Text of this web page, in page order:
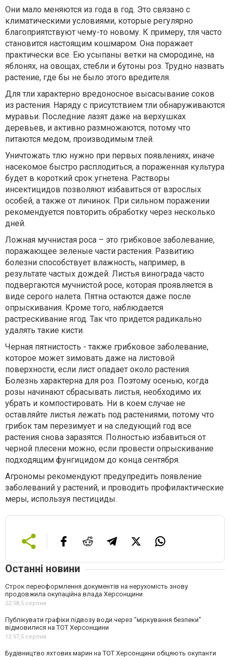
Они мало меняются из года в год. Это связано с
климатическими условиями, которые регулярно
благоприятствуют чему-то новому. К примеру, тля часто
становится настоящим кошмаром. Она поражает
практически все. Ею усыпаны ветки на смородине, на
яблонях, на овощах, стебли и бутоны роз. Трудно назвать
растение, где бы не было этого вредителя.
Для тли характерно вредоносное высасывание соков
из растения. Наряду с присутствием тли обнаруживаются
муравьи. Последние лазят даже на верхушках
деревьев, и активно размножаются, потому что
питаются медом, производимым тлей.
Уничтожать тлю нужно при первых появлениях, иначе
насекомое быстро расплодиться, а пораженная культура
будет в короткий срок угнетена. Растворы
инсектицидов позволяют избавиться от взрослых
особей, а также от личинок. При сильном поражении
рекомендуется повторить обработку через несколько
дней.
Ложная мучнистая роса – это грибковое заболевание,
поражающее зеленые части растения. Развитию
болезни способствует влажность, например, в
результате частых дождей. Листья винограда часто
подвергаются мучнистой росе, которая проявляется в
виде серого налета. Пятна остаются даже после
опрыскивания. Кроме того, наблюдается
растрескивание ягод. Так что придется радикально
удалять такие кисти.
Черная пятнистость - также грибковое заболевание,
которое может зимовать даже на листовой
поверхности, если лист опадает около растения.
Болезнь характерна для роз. Поэтому осенью, когда
розы начинают сбрасывать листья, необходимо их
убрать и компостировать. Ни в коем случае не
оставляйте листья лежать под растениями, потому что
грибок там перезимует и на следующий год все
растения снова заразятся. Полностью избавиться от
черной плесени можно, если провести опрыскивание
подходящим фунгицидом до конца сентября.
Агрономы рекомендуют предупредить появление
заболеваний у растений, и проводить профилактические
меры, используя пестициды.
Останні новини
Строк переоформлення документів на нерухомість знову
продовжила окупаційна влада Херсонщини
22:58,5 серпня
Публікувати графіки підвозу води через “міркування безпеки”
відмовилися на ТОТ Херсонщини
12:57,5 серпня
Будівництво яхтових марин на ТОТ Херсонщини обіцяють окупанти